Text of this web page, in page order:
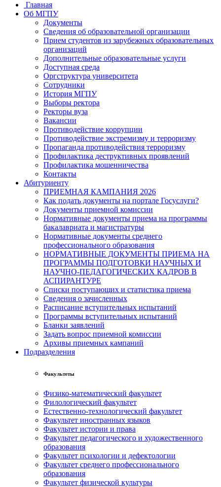
Главная
Об МГПУ
Документы
Сведения об образовательной организации
Прием студентов из зарубежных образовательных
организаций
Дополнительные образовательные услуги
Доступная среда
Оргструктура университета
Сотрудники
История МГПУ
Выборы ректора
Ректоры вуза
Вакансии
Противодействие коррупции
Противодействие экстремизму и терроризму
Пропаганда противодействия терроризму
Профилактика деструктивных проявлений
Профилактика мошенничества
Контакты
Абитуриенту
ПРИЕМНАЯ КАМПАНИЯ 2026
Как подать документы на портале Госуслуги?
Документы приемной комиссии
Нормативные документы приема на программы
бакалавриата и магистратуры
Нормативные документы среднего
профессионального образования
НОРМАТИВНЫЕ ДОКУМЕНТЫ ПРИЕМА НА
ПРОГРАММЫ ПОДГОТОВКИ НАУЧНЫХ И
НАУЧНО-ПЕДАГОГИЧЕСКИХ КАДРОВ В
АСПИРАНТУРЕ
Списки поступающих и статистика приема
Сведения о зачисленных
Расписание вступительных испытаний
Программы вступительных испытаний
Бланки заявлений
Задать вопрос приемной комиссии
Архивы приемных кампаний
Подразделения
Факультеты
Физико-математический факультет
Филологический факультет
Естественно-технологический факультет
Факультет иностранных языков
Факультет истории и права
Факультет педагогического и художественного
образования
Факультет психологии и дефектологии
Факультет среднего профессионального
образования
Факультет физической культуры